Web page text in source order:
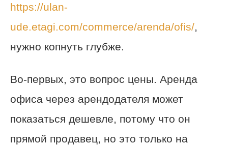
https://ulan-
ude.etagi.com/commerce/arenda/ofis/,
нужно копнуть глубже.
Во-первых, это вопрос цены. Аренда
офиса через арендодателя может
показаться дешевле, потому что он
прямой продавец, но это только на